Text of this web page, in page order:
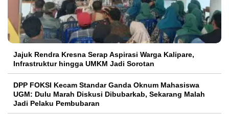
Jajuk Rendra Kresna Serap Aspirasi Warga Kalipare,
Infrastruktur hingga UMKM Jadi Sorotan
DPP FOKSI Kecam Standar Ganda Oknum Mahasiswa
UGM: Dulu Marah Diskusi Dibubarkab, Sekarang Malah
Jadi Pelaku Pembubaran